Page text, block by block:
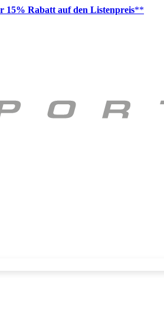
15% Rabatt auf den Listenpreis**